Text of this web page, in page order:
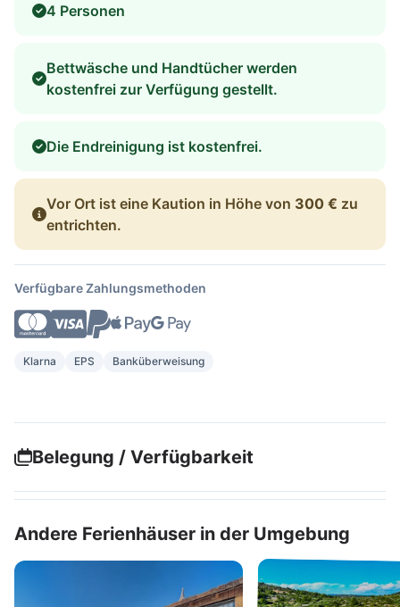
4 Personen
Bettwäsche und Handtücher werden
kostenfrei zur Verfügung gestellt.
Die Endreinigung ist kostenfrei.
Vor Ort ist eine Kaution in Höhe von 300 € zu
entrichten.
Verfügbare Zahlungsmethoden
Klarna EPS Banküberweisung
Belegung / Verfügbarkeit
Andere Ferienhäuser in der Umgebung